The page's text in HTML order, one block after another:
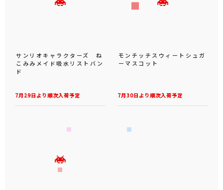
7月29日より順次入荷予定
サンリオキャラクターズ ね
こみみメイド吸水リストバン
ド
7月30日より順次入荷予定
モンチッチスウィートシュガ
ーマスコット